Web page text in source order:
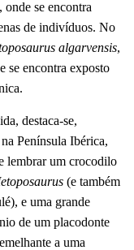
se encontra
de indivíduos. No
algarvensis,
se encontra exposto
destaca-se,
Península Ibérica,
lembrar um crocodilo
(e também
e uma grande
de um placodonte
a uma